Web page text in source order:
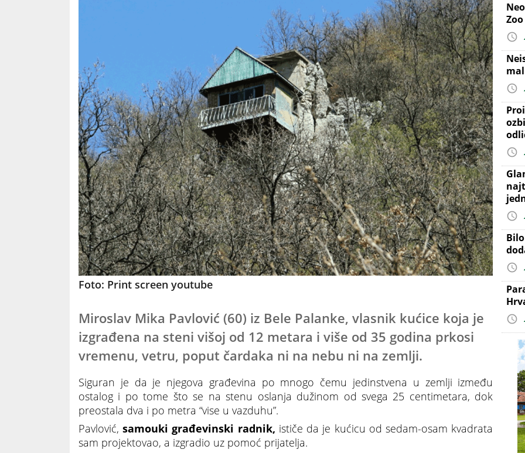
Foto: Print screen youtube
Miroslav Mika Pavlović (60) iz Bele Palanke, vlasnik kućice koja je
izgrađena na steni višoj od 12 metara i više od 35 godina prkosi
vremenu, vetru, poput čardaka ni na nebu ni na zemlji.
Siguran je da je njegova građevina po mnogo čemu jedinstvena u zemlji između
ostalog i po tome što se na stenu oslanja dužinom od svega 25 centimetara, dok
preostala dva i po metra “vise u vazduhu”.
Pavlović,samouki građevinski radnik, ističe da je kućicu od sedam-osam kvadrata
sam projektovao, a izgradio uz pomoć prijatelja.